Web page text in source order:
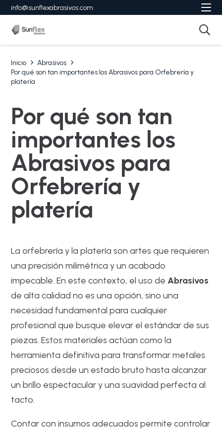
info@sunflexabrasivos.com
Inicio
Abrasivos
Por qué son tan importantes los Abrasivos para Orfebrería y
platería
Por qué son tan
importantes los
Abrasivos para
Orfebrería y
platería
La orfebrería y la platería son artes que requieren
una precisión milimétrica y un acabado
impecable. En este contexto, el uso de Abrasivos
de alta calidad no es una opción, sino una
necesidad fundamental para cualquier
profesional que busque elevar el estándar de sus
piezas. Estos materiales actúan como la
herramienta definitiva para transformar metales
preciosos desde un estado bruto hasta alcanzar
un brillo espectacular y una suavidad perfecta al
tacto.
Contar con insumos adecuados permite controlar